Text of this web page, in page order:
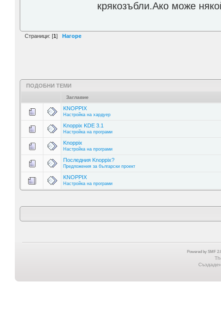
крякозъбли.Ако може
Страници: [1] Нагоре
ПОДОБНИ ТЕМИ
Заглавие
KNOPPIX
Настройка на хардуер
Knoppix KDE 3.1
Настройка на програми
Knoppix
Настройка на програми
Последния Knoppix?
Предложения за български проект
KNOPPIX
Настройка на програми
Powered by SMF